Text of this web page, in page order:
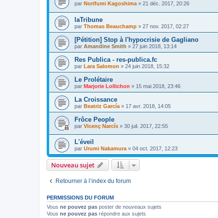
par Norifumi Kagoshima » 21 déc. 2017, 20:26
laTribune
par Thomas Beauchamp » 27 nov. 2017, 02:27
[Pétition] Stop à l'hypocrisie de Gagliano
par Amandine Smith » 27 juin 2018, 13:14
Res Publica - res-publica.fc
par Lara Salomon » 24 juin 2018, 15:32
Le Prolétaire
par Marjorie Lollichon » 15 mai 2018, 23:46
La Croissance
par Beatriz García » 17 avr. 2018, 14:05
Frôce People
par Vicenç Narcís » 30 juil. 2017, 22:55
L'éveil
par Urumi Nakamura » 04 oct. 2017, 12:23
Nouveau sujet
Retourner à l’index du forum
PERMISSIONS DU FORUM
Vous ne pouvez pas poster de nouveaux sujets
Vous ne pouvez pas répondre aux sujets